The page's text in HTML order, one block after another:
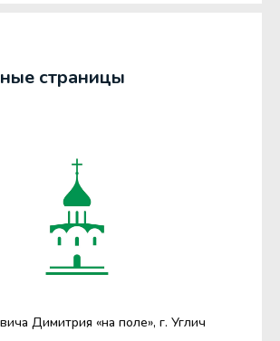
страницы
Димитрия «на поле», г. Углич